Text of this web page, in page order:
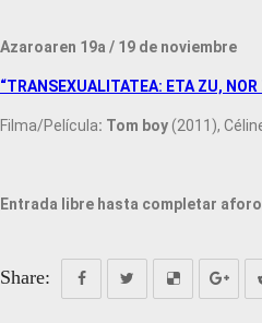
Azaroaren 19a / 19 de noviembre
“TRANSEXUALITATEA: ETA ZU, NOR
Filma/Película: Tom boy(2011),
Entrada libre hasta completar
Share: